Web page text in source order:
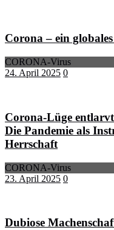
Corona – ein
CORONA-Virus
24. April 2025 0
Corona-Lüge
Die Pandemie als
Herrschaft
CORONA-Virus
23. April 2025 0
Dubiose